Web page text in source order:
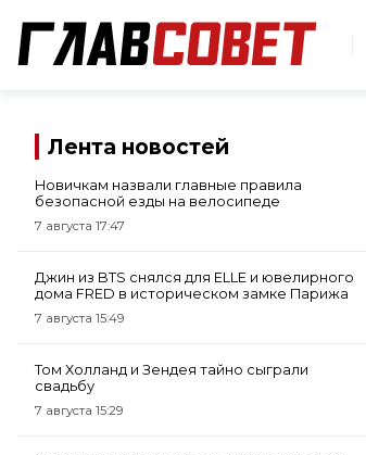
Лента новостей
Новичкам назвали главные правила
безопасной езды на велосипеде
7 августа 17:47
Джин из BTS снялся для ELLE и ювелирного
дома FRED в историческом замке Парижа
7 августа 15:49
Том Холланд и Зендея тайно сыграли
свадьбу
7 августа 15:29